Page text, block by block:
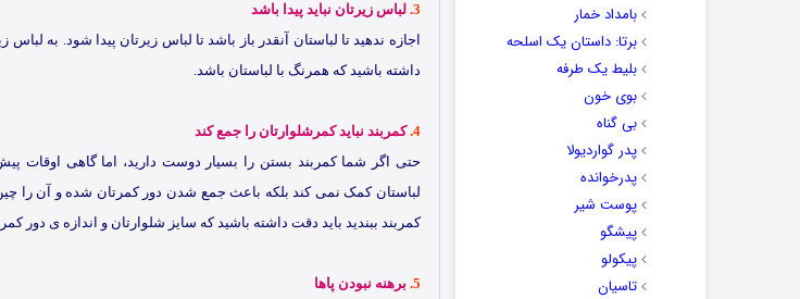
بامداد خمار
برتا: داستان یک اسلحه
بلیط یک‌‌ طرفه
بوی خون
بی گناه
پدر گواردیولا
پدرخوانده
پوست شیر
پیشگو
پیکولو
تاسیان
3. لباس زیرتان نباید پیدا باشد
اجازه ندهید تا لباستان آنقدر باز باشد تا لباس زیرتان پیدا شود. به
داشته باشید که همرنگ با لباستان باشد.
4. کمربند نباید کمرشلوارتان را جمع کند
حتی اگر شما کمربند بستن را بسیار دوست دارید، اما گاهی اوقات
لباستان کمک نمی کند بلکه باعث جمع شدن دور کمرتان شده و آن را
کمربند ببندید باید دقت داشته باشید که سایز شلوارتان و اندازه ی دور
5. برهنه نبودن پاها